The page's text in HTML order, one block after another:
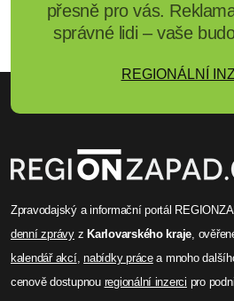
přesně pro vás.
správné lidi – vaše
REGIONÁLNÍ
Zpravodajský a informační portál
denní zprávyz Karlovarského kraje,
kalendář akcí,nabídky prácea mnoho
cenově dostupnou regionální inzerci pro